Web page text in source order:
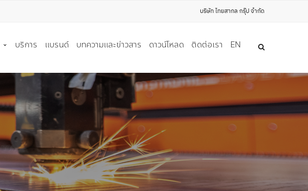
บริษัท ไทยสากล กรุ๊ป จำกัด
เครื่องจักร
เครื่องตัดโลหะ
เครื่องตัดอลูมิเนียมและวัสดุ NON-FERROUS อื่นๆ
เครื่องตัดเลเซอร์
เครื่องลบขอบท่อ(CHAMFER)
เครื่องดัดท่อ(BENDER)
บริการ แบรนด์ บทความและข่าวสาร ดาวน์โหลด ติดต่อเรา EN